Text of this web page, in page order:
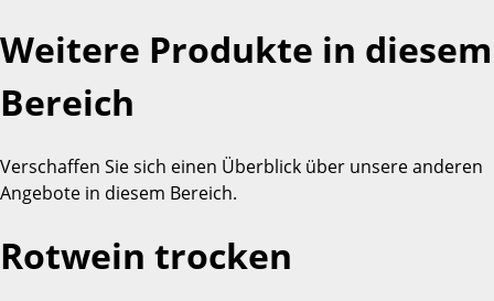
Weitere Produkte in diesem
Bereich
Verschaffen Sie sich einen Überblick über unsere anderen
Angebote in diesem Bereich.
Rotwein trocken